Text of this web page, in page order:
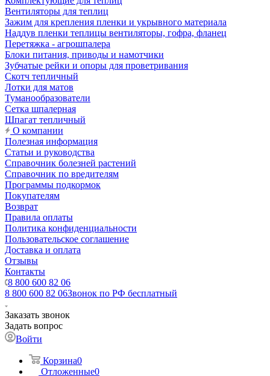
Вентиляторы для теплиц
Зажим для крепления пленки и укрывного материала
Наддув пленки теплицы вентиляторы, гофра, фланец
Перетяжка - агрошпалера
Блоки питания, приводы и намотчики
Зубчатые рейки и опоры для проветривания
Скотч тепличный
Лотки для матов
Туманообразователи
Сетка шпалерная
Шпагат тепличный
О компании
Полезная информация
Статьи и руководства
Справочник болезней растений
Справочник по вредителям
Программы подкормок
Покупателям
Возврат
Правила оплаты
Политика конфиденциальности
Пользовательское соглашение
Доставка и оплата
Отзывы
Контакты
8 800 600 82 06
8 800 600 82 06Звонок по РФ бесплатный
Заказать звонок
Задать вопрос
Войти
Корзина0
Отложенные0